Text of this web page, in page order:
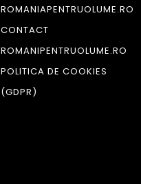
ROMANIAPENTRUOLUME.RO
CONTACT
ROMANIPENTRUOLUME.RO
POLITICA DE COOKIES
(GDPR)